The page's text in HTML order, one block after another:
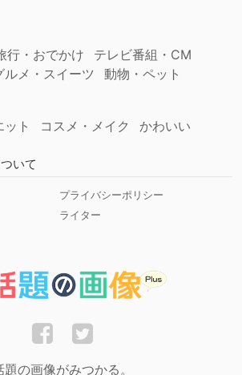
行・おでかけ
テレビ番組・CM
ルメ・スイーツ 動物・ペット
ト コスメ・メイク かわいい
いて
プライバシーポリシー
ライター
題の画像がみつかる。